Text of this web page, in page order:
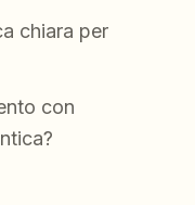
chiara per
con